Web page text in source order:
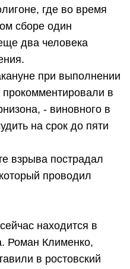
где во время
сборе один
два человека
при выполнении
в
- виновного в
на срок до пяти
взрыва пострадал
проводил
находится в
Роман Клименко,
в ростовский